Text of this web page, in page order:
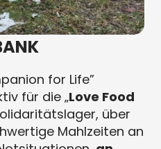
for Life”
für die „Love Food
über
Mahlzeiten an